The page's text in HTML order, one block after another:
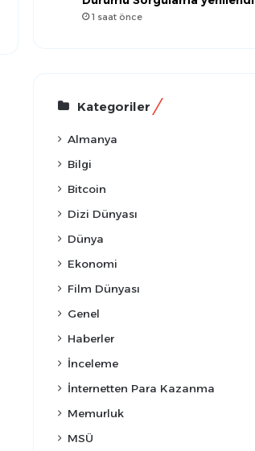
1 saat önce
Kategoriler
Almanya
Bilgi
Bitcoin
Dizi Dünyası
Dünya
Ekonomi
Film Dünyası
Genel
Haberler
İnceleme
İnternetten Para Kazanma
Memurluk
MSÜ